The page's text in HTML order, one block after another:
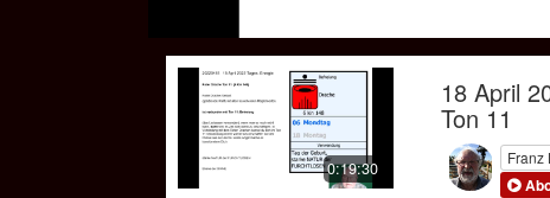
0:19:30
18 April
Ton 11
Franz